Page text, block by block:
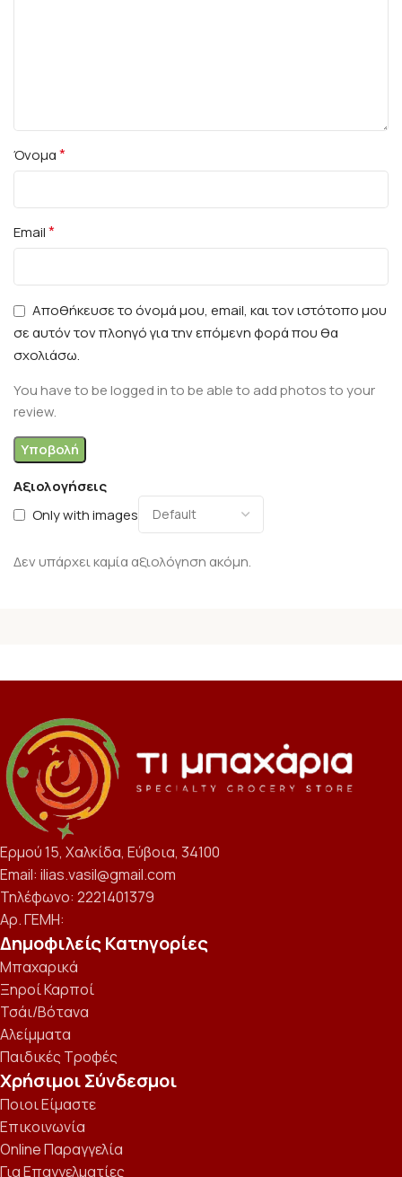
Αξιολογήσεις
Only with images
Δεν υπάρχει καμία αξιολόγηση ακόμη.
Όνομα*
Email*
Αποθήκευσε το όνομά μου, email, και τον ιστότοπο μου
σε αυτόν τον πλοηγό για την επόμενη φορά που θα
σχολιάσω.
You have to be logged in to be able to add photos to your
review.
Ερμού 15, Χαλκίδα, Εύβοια, 34100
Email: ilias.vasil@gmail.com
Τηλέφωνο: 2221401379
Αρ. ΓΕΜΗ:
Δημοφιλείς Κατηγορίες
Μπαχαρικά
Ξηροί Καρποί
Τσάι/Βότανα
Αλείμματα
Παιδικές Τροφές
Χρήσιμοι Σύνδεσμοι
Ποιοι Είμαστε
Επικοινωνία
Online Παραγγελία
Για Επαγγελματίες